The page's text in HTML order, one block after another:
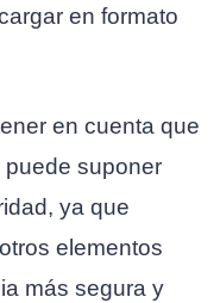
en formato
en cuenta que
suponer
ya que
elementos
más segura y